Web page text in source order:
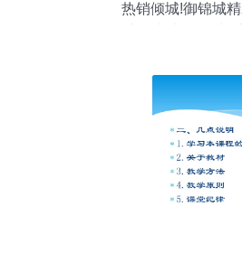
热销倾城!御锦城
江二手房_镇江租
房地产门户网站|
江